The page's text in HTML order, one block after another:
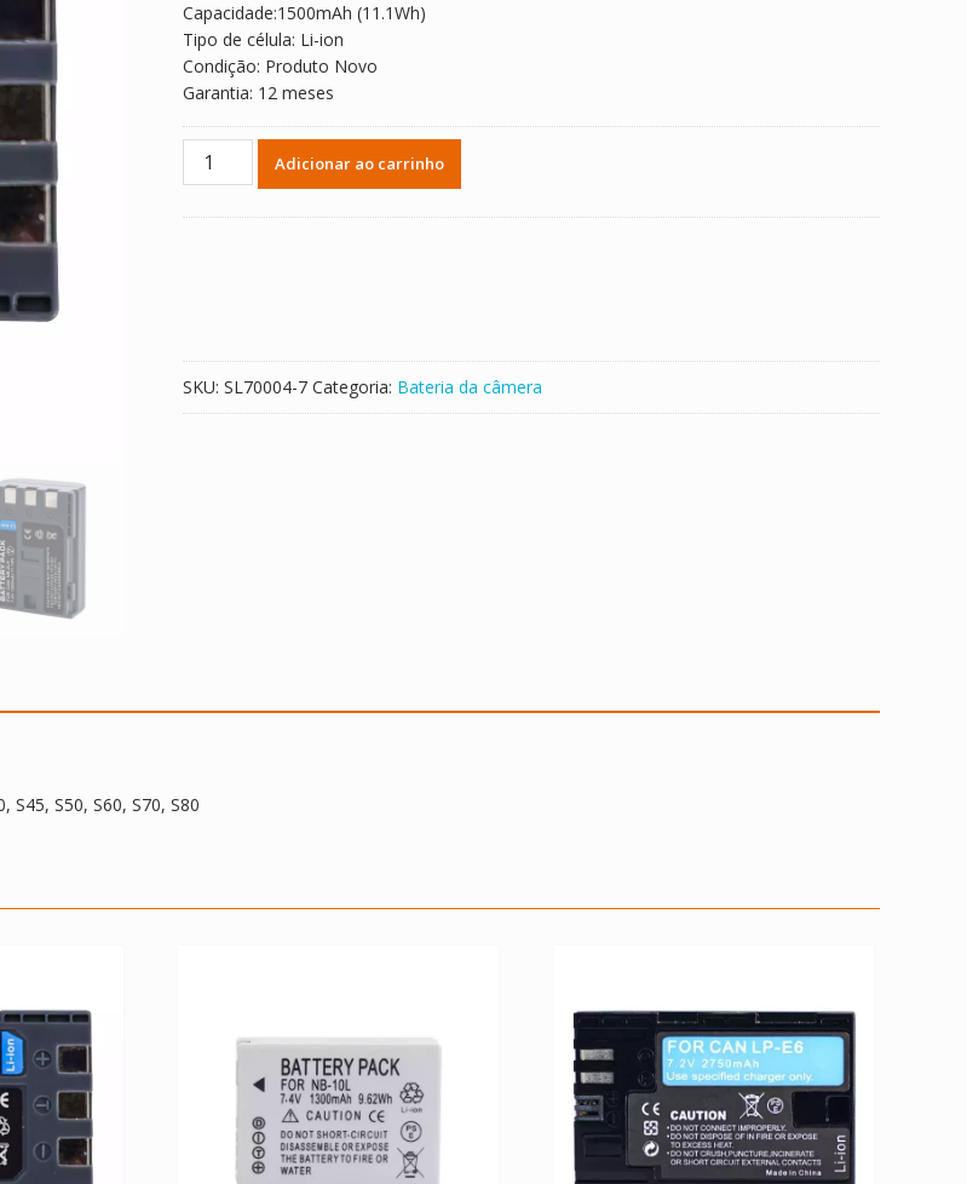
Capacidade:1500mAh (11.1Wh)
Tipo de célula: Li-ion
Condição: Produto Novo
Garantia: 12 meses
Bateria
G9,
S30,
S40,
Adicionar ao carrinho
SKU: SL70004-7 Categoria: Bateria da câmera
S50, S60, S70, S80